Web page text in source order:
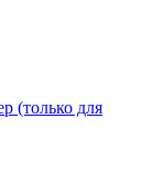
(только для